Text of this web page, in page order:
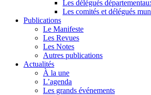
Les délégués
Les comités et délégués
Publications
Le Manifeste
Les Revues
Les Notes
Autres publications
Actualités
À la une
L’agenda
Les grands événements